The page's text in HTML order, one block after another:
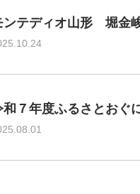
ンテディオ山形 堀金
和７年度ふるさとおぐ